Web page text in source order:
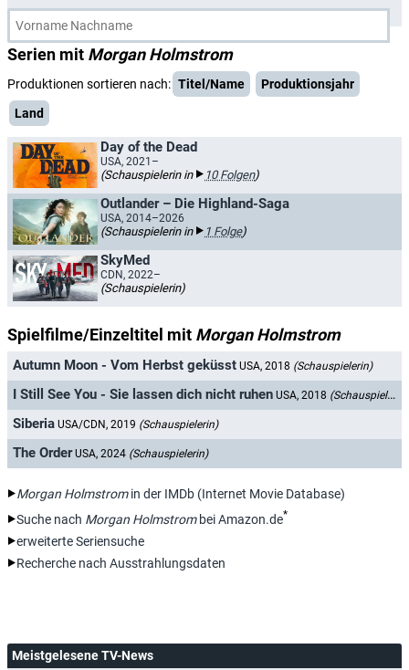
Serien mit Morgan Holmstrom
Produktionen sortieren nach: Titel/Name
Produktionsjahr
Land
Day of the Dead
USA, 2021–
(Schauspielerin in 10 Folgen)
Outlander – Die Highland-Saga
USA, 2014–2026
(Schauspielerin in 1 Folge)
SkyMed
CDN, 2022–
(Schauspielerin)
Spielfilme/Einzeltitel mit Morgan Holmstrom
Autumn Moon - Vom Herbst geküsst USA, 2018 (Schauspielerin)
I Still See You - Sie lassen dich nicht ruhen USA, 2018 (Schauspielerin)
Siberia USA/CDN, 2019 (Schauspielerin)
The Order USA, 2024 (Schauspielerin)
Morgan Holmstromin der IMDb (Internet Movie Database)
Suche nach Morgan Holmstrombei Amazon.de*
erweiterte Seriensuche
Recherche nach Ausstrahlungsdaten
Meistgelesene TV-News